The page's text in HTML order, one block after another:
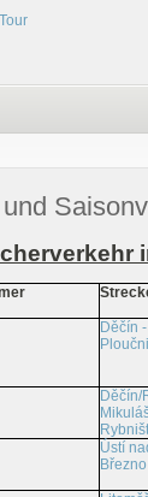
Děčín
Děčín/
Ústí